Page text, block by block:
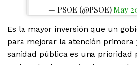
— PSOE (@PSOE) May
Es la mayor inversión que un
para mejorar la atención primera
sanidad pública es una prioridad